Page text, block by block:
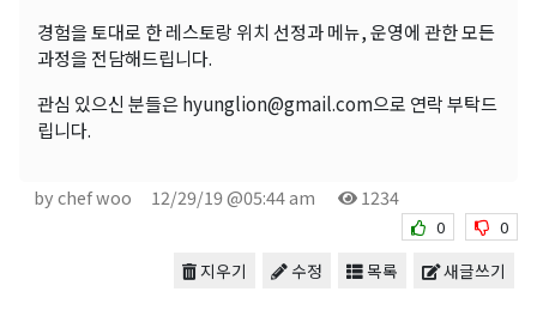
경험을 토대로 한 레스토랑 위치 선정과 메뉴, 운영에 관한 모든
과정을 전담해드립니다.
관심 있으신 분들은 hyunglion@gmail.com으로 연락 부탁드
립니다.
by chef woo 12/29/19 @05:44 am 1234
0 0
새글쓰기
목록
수정
지우기